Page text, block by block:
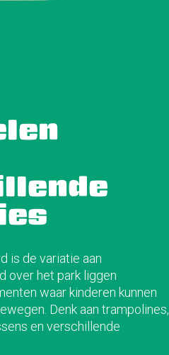
is de variatie aan
over het park liggen
waar kinderen kunnen
Denk aan trampolines,
en verschillende